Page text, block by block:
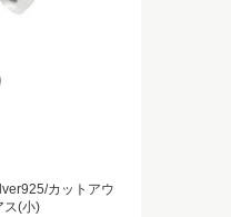
カットアウ
ス(小)